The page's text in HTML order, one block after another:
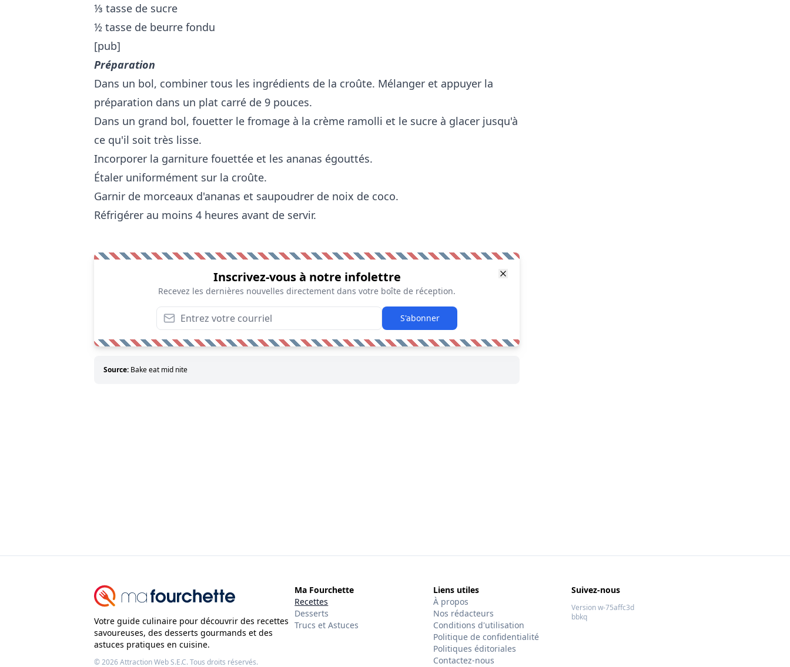
⅓ tasse de sucre
½ tasse de beurre fondu
[pub]
Préparation
Dans un bol, combiner tous les ingrédients de la croûte. Mélanger et appuyer la
préparation dans un plat carré de 9 pouces.
Dans un grand bol, fouetter le fromage à la crème ramolli et le sucre à glacer jusqu'à
ce qu'il soit très lisse.
Incorporer la garniture fouettée et les ananas égouttés.
Étaler uniformément sur la croûte.
Garnir de morceaux d'ananas et saupoudrer de noix de coco.
Réfrigérer au moins 4 heures avant de servir.
Inscrivez-vous à notre infolettre
Recevez les dernières nouvelles directement dans votre boîte de réception.
S'abonner
Source: Bake eat mid nite
Votre guide culinaire pour découvrir des recettes
savoureuses, des desserts gourmands et des
astuces pratiques en cuisine.
© 2026Attraction Web S.E.C.Tous droits réservés.
Ma Fourchette
Recettes
Desserts
Trucs et Astuces
Liens utiles
À propos
Nos rédacteurs
Conditions d'utilisation
Politique de confidentialité
Politiques éditoriales
Contactez-nous
Suivez-nous
Version w-75affc3d
bbkq